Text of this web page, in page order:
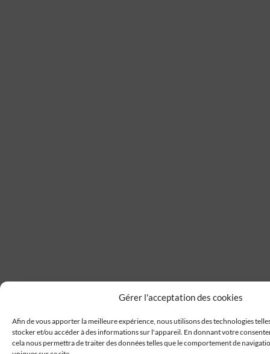
Gérer l'acceptation des cookies
Afin de vous apporter la meilleure expérience, nous utilisons des technologies
stocker et/ou accéder à des informations sur l'appareil. En donnant votre
cela nous permettra de traiter des données telles que le comportement de